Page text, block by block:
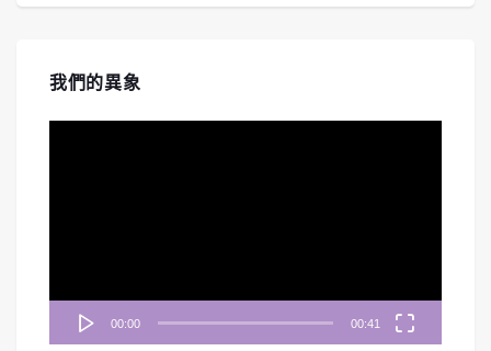
我們的異象
00:00 00:41